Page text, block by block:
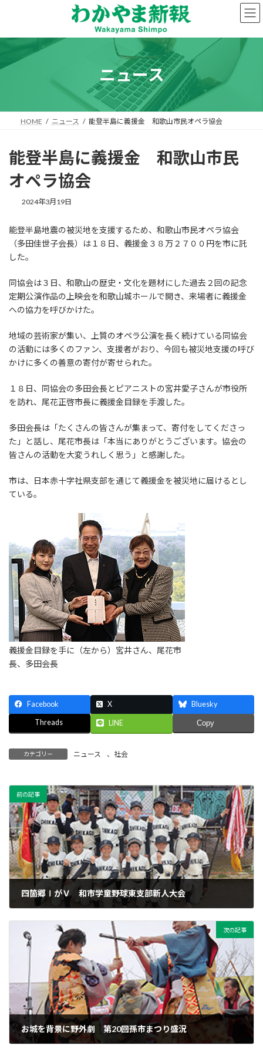
ン
へ
プ
ー
ョ
動
ニュース
HOME ニュース 能登半島に義援金 和歌山市民オペラ協会
能登半島に義援金 和歌山市民
オペラ協会
2024年3月19日
能登半島地震の被災地を支援するため、和歌山市民オペラ協会
（多田佳世子会長）は１８日、義援金３８万２７００円を市に託
した。
同協会は３日、和歌山の歴史・文化を題材にした過去２回の記念
定期公演作品の上映会を和歌山城ホールで開き、来場者に義援金
への協力を呼びかけた。
地域の芸術家が集い、上質のオペラ公演を長く続けている同協会
の活動には多くのファン、支援者がおり、今回も被災地支援の呼び
かけに多くの善意の寄付が寄せられた。
１８日、同協会の多田会長とピアニストの宮井愛子さんが市役所
を訪れ、尾花正啓市長に義援金目録を手渡した。
多田会長は「たくさんの皆さんが集まって、寄付をしてくださっ
た」と話し、尾花市長は「本当にありがとうございます。協会の
皆さんの活動を大変うれしく思う」と感謝した。
市は、日本赤十字社県支部を通じて義援金を被災地に届けるとし
ている。
義援金目録を手に（左から）宮井さん、尾花市
長、多田会長
Facebook X Bluesky
Threads LINE Copy
カテゴリー ニュース 、 社会
前の記事
四箇郷ⅠがＶ 和市学童野球東支部新人大会
次の記事
お城を背景に野外劇 第20回孫市まつり盛況